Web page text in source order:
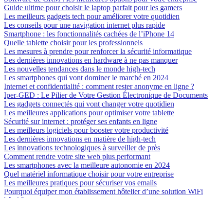
Guide ultime pour choisir le laptop parfait pour les gamers
Les meilleurs gadgets tech pour améliorer votre quotidien
Les conseils pour une navigation internet plus rapide
Smartphone : les fonctionnalités cachées de l’iPhone 14
Quelle tablette choisir pour les professionnels
Les mesures à prendre pour renforcer la sécurité informatique
Les dernières innovations en hardware à ne pas manquer
Les nouvelles tendances dans le monde high-tech
Les smartphones qui vont dominer le marché en 2024
Internet et confidentialité : comment rester anonyme en ligne ?
Iper-GED : Le Pilier de Votre Gestion Électronique de Documents
Les gadgets connectés qui vont changer votre quotidien
Les meilleures applications pour optimiser votre tablette
Sécurité sur internet : protéger ses enfants en ligne
Les meilleurs logiciels pour booster votre productivité
Les dernières innovations en matière de high-tech
Les innovations technologiques à surveiller de près
Comment rendre votre site web plus performant
Les smartphones avec la meilleure autonomie en 2024
Quel matériel informatique choisir pour votre entreprise
Les meilleures pratiques pour sécuriser vos emails
Pourquoi équiper mon établissement hôtelier d’une solution WiFi